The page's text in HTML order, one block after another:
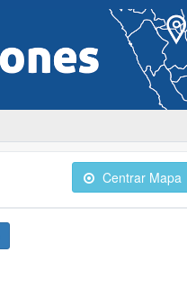
Centrar Mapa